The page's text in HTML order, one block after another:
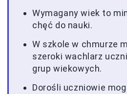
Wymagany wiek to
chęć do nauki.
W szkole w chmurze
szeroki wachlarz
grup wiekowych.
Dorośli uczniowie